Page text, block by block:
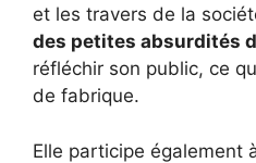
et les travers de la
des petites absurdités
réfléchir son public, ce
de fabrique.
Elle participe également